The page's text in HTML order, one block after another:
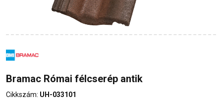
Bramac Római félcserép antik
Cikkszám: UH-033101